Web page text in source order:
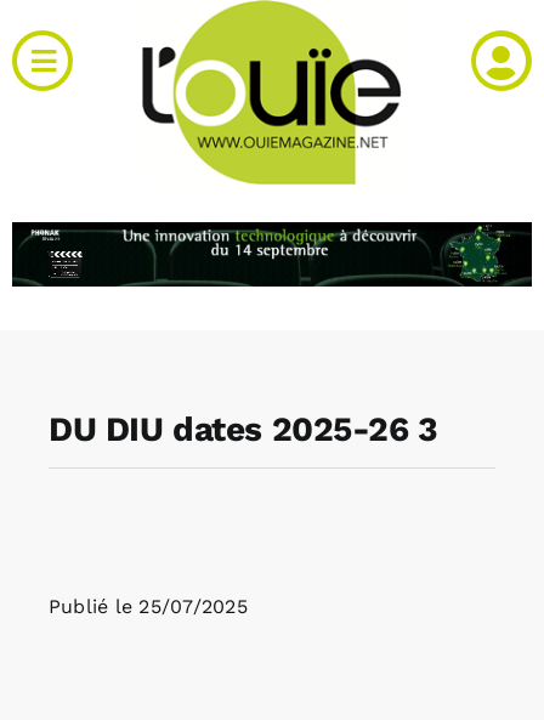
au
contenu
Toggle
Navigation
RH et emploi
Rechercher:
DU DIU dates 2025-26 3
Publié le 25/07/2025